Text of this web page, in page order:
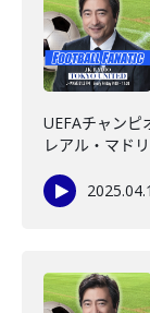
UEFAチャン
レアル・マ